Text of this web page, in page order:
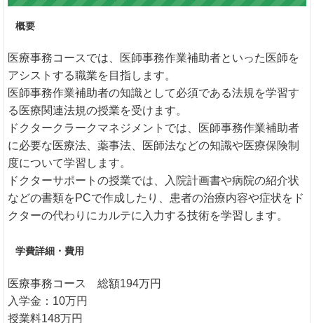
概要
医療事務コースでは、医師事務作業補助者といった医師を
アシストする職業を目指します。
医師事務作業補助者の知識として必須である法規を学習す
る医療関連法規の授業を受けます。
ドクタークラークマネジメントでは、医師事務作業補助者
に必要な医療法、薬事法、医師法などの知識や医療保険制
度について学習します。
ドクターサポートの授業では、入院計画書や病院の紹介状
などの書類をPCで作成したり、患者の治療内容や症状をド
クターの代わりにカルテに入力する技術を学習します。
学費詳細・費用
医療事務コース 総額194万円
入学金：10万円
授業料148万円